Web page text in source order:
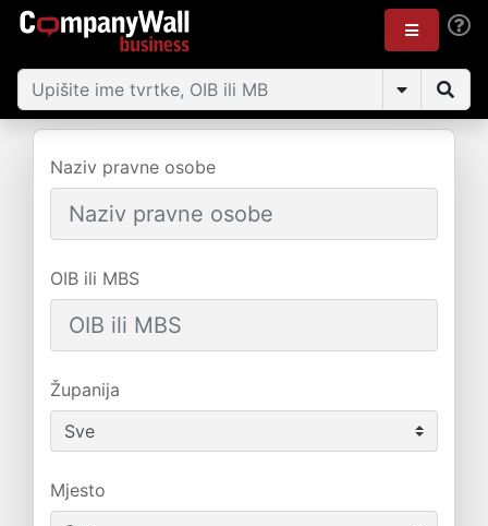
Naziv pravne osobe
OIB ili MBS
Županija
Mjesto